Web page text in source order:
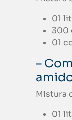
01
300
01
–
Mistura
01